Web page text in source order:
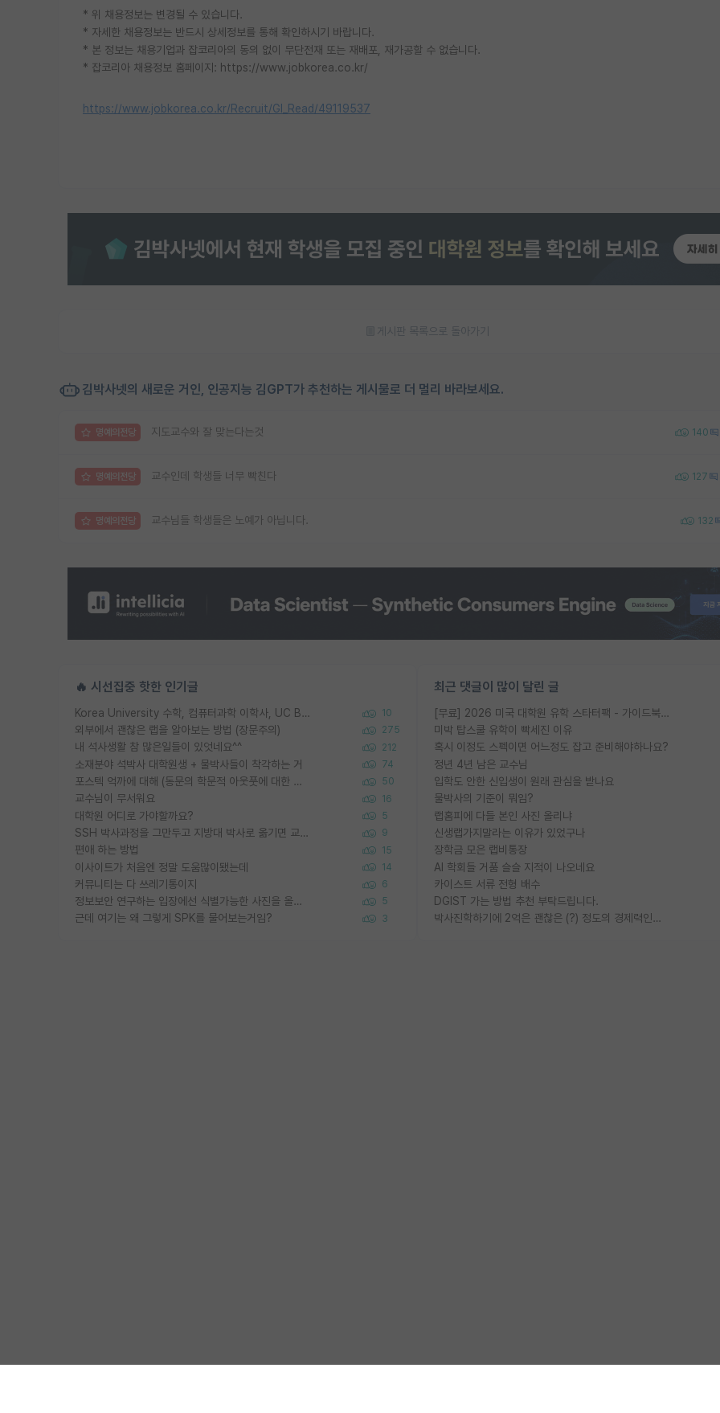
* 위 채용정보는 변경될 수 있습니다.
* 자세한 채용정보는 반드시 상세정보를 통해 확인하시기 바랍니다.
* 본 정보는 채용기업과 잡코리아의 동의 없이 무단전재 또는 재배포, 재가공할 수 없습니다.
* 잡코리아 채용정보 홈페이지: https://www.jobkorea.co.kr/
https://www.jobkorea.co.kr/Recruit/GI_Read/49119537
게시판 목록으로 돌아가기
김박사넷의 새로운 거인, 인공지능 김GPT가 추천하는 게시물로 더 멀리 바라보세요.
명예의전당 지도교수와 잘 맞는다는것 140
명예의전당 교수인데 학생들 너무 빡친다 127
명예의전당 교수님들 학생들은 노예가 아닙니다. 132
🔥 시선집중 핫한 인기글
Korea University 수학, 컴퓨터과학 이학사, UC Berkeley 산업공학 대학원 공학박사가 되는 것은 쉽지 않겠죠? 10
외부에서 괜찮은 랩을 알아보는 방법 (장문주의) 275
내 석사생활 참 많은일들이 있엇네요^^ 212
소재분야 석박사 대학원생 + 물박사들이 착각하는 거 74
포스텍 억까에 대해 (동문의 학문적 아웃풋에 대한 반박) 50
교수님이 무서워요 16
대학원 어디로 가야할까요? 5
SSH 박사과정을 그만두고 지방대 박사로 옮기면 교수의 꿈은 끝일까요? 9
편애 하는 방법 15
이사이트가 처음엔 정말 도움많이됐는데 14
커뮤니티는 다 쓰레기통이지 6
정보보안 연구하는 입장에선 식별가능한 사진을 올리는건 비추이긴함 5
근데 여기는 왜 그렇게 SPK를 물어보는거임? 3
최근 댓글이 많이 달린 글
[무료] 2026 미국 대학원 유학 스타터팩 - 가이드북 & 합격자 컨택메일 템플릿
미박 탑스쿨 유학이 빡세진 이유
혹시 이정도 스펙이면 어느정도 잡고 준비해야하나요?
정년 4년 남은 교수님
입학도 안한 신입생이 원래 관심을 받나요
물박사의 기준이 뭐임?
랩홈피에 다들 본인 사진 올리냐
신생랩가지말라는 이유가 있었구나
장학금 모은 랩비통장
AI 학회들 거품 슬슬 지적이 나오네요
카이스트 서류 전형 배수
DGIST 가는 방법 추천 부탁드립니다.
박사진학하기에 2억은 괜찮은 (?) 정도의 경제력인가요